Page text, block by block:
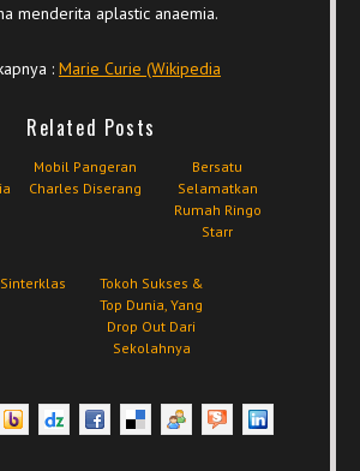
menderita aplastic anaemia.
: Marie Curie (Wikipedia
Related Posts
Mobil Pangeran
Charles Diserang
Bersatu
Selamatkan
Rumah Ringo
Starr
Tokoh Sukses &
Top Dunia, Yang
Drop Out Dari
Sekolahnya